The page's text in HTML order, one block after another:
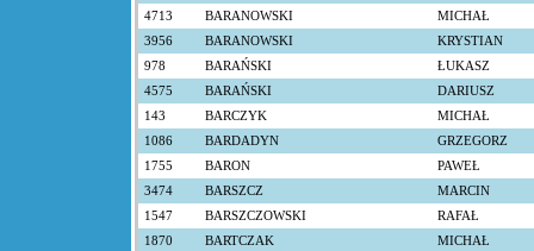
4713
BARANOWSKI
MICHAŁ
3956
BARANOWSKI
KRYSTIAN
978
BARAŃSKI
ŁUKASZ
4575
BARAŃSKI
DARIUSZ
143
BARCZYK
MICHAŁ
1086
BARDADYN
GRZEGORZ
1755
BARON
PAWEŁ
3474
BARSZCZ
MARCIN
1547
BARSZCZOWSKI
RAFAŁ
1870
BARTCZAK
MICHAŁ